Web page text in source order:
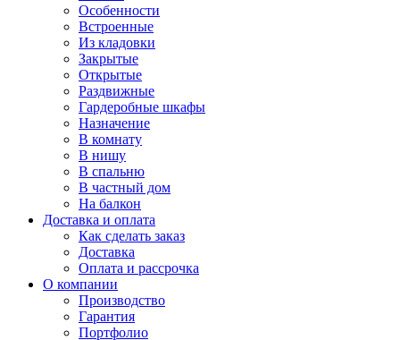
Особенности
Встроенные
Из кладовки
Закрытые
Открытые
Раздвижные
Гардеробные шкафы
Назначение
В комнату
В нишу
В спальню
В частный дом
На балкон
Доставка и оплата
Как сделать заказ
Доставка
Оплата и рассрочка
О компании
Производство
Гарантия
Портфолио